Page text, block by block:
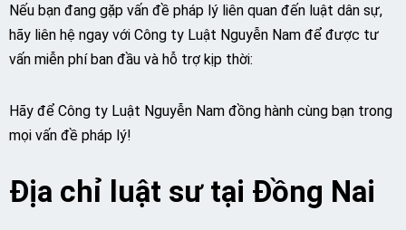
Nếu bạn đang gặp vấn đề pháp lý liên quan đến luật dân sự,
hãy liên hệ ngay với Công ty Luật Nguyễn Nam để được tư
vấn miễn phí ban đầu và hỗ trợ kịp thời:
Hãy để Công ty Luật Nguyễn Nam đồng hành cùng bạn trong
mọi vấn đề pháp lý!
Địa chỉ luật sư tại Đồng Nai